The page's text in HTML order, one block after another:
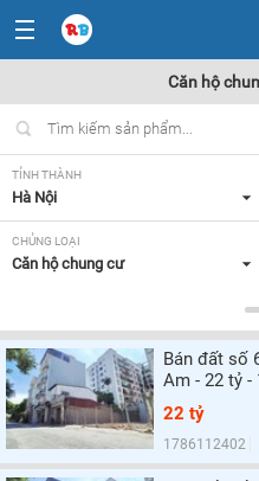
Căn hộ
TỈNH THÀNH
Hà Nội
CHỦNG LOẠI
Căn hộ chung cư
Tất cả
SỐ PHÒNG NGỦ
Tất cả
HƯỚNG CỬA CHÍNH
Tất cả
Bán đất số
Am - 22 tỷ -
22 tỷ
1786112402